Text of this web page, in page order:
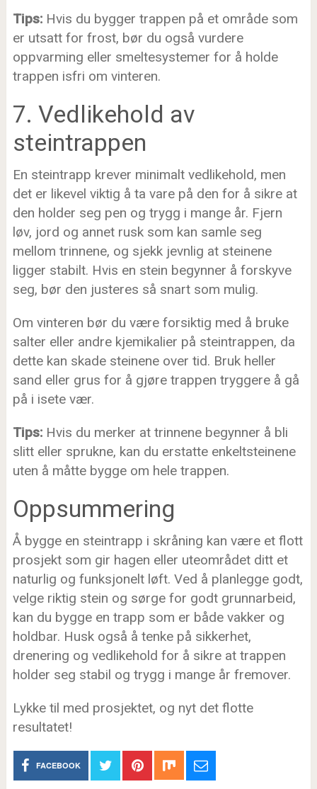
Tips:Hvis du bygger trappen på et område som
er utsatt for frost, bør du også vurdere
oppvarming eller smeltesystemer for å holde
trappen isfri om vinteren.
7. Vedlikehold av
steintrappen
En steintrapp krever minimalt vedlikehold, men
det er likevel viktig å ta vare på den for å sikre at
den holder seg pen og trygg i mange år. Fjern
løv, jord og annet rusk som kan samle seg
mellom trinnene, og sjekk jevnlig at steinene
ligger stabilt. Hvis en stein begynner å forskyve
seg, bør den justeres så snart som mulig.
Om vinteren bør du være forsiktig med å bruke
salter eller andre kjemikalier på steintrappen, da
dette kan skade steinene over tid. Bruk heller
sand eller grus for å gjøre trappen tryggere å gå
på i isete vær.
Tips:Hvis du merker at trinnene begynner å bli
slitt eller sprukne, kan du erstatte enkeltsteinene
uten å måtte bygge om hele trappen.
Oppsummering
Å bygge en steintrapp i skråning kan være et flott
prosjekt som gir hagen eller uteområdet ditt et
naturlig og funksjonelt løft. Ved å planlegge godt,
velge riktig stein og sørge for godt grunnarbeid,
kan du bygge en trapp som er både vakker og
holdbar. Husk også å tenke på sikkerhet,
drenering og vedlikehold for å sikre at trappen
holder seg stabil og trygg i mange år fremover.
Lykke til med prosjektet, og nyt det flotte
resultatet!
FACEBOOK